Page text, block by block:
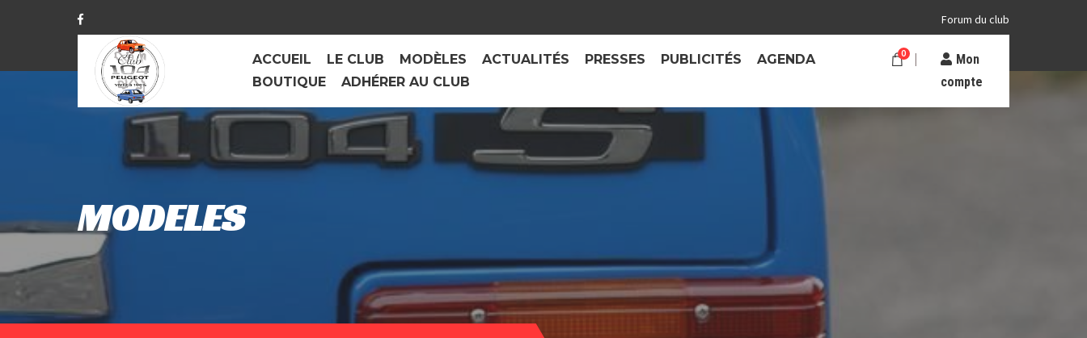
Forum du club
ACCUEIL LE CLUB MODÈLES ACTUALITÉS PRESSES PUBLICITÉS
AGENDA
BOUTIQUE
ADHÉRER AU CLUB
0
Mon
compte
MODELES